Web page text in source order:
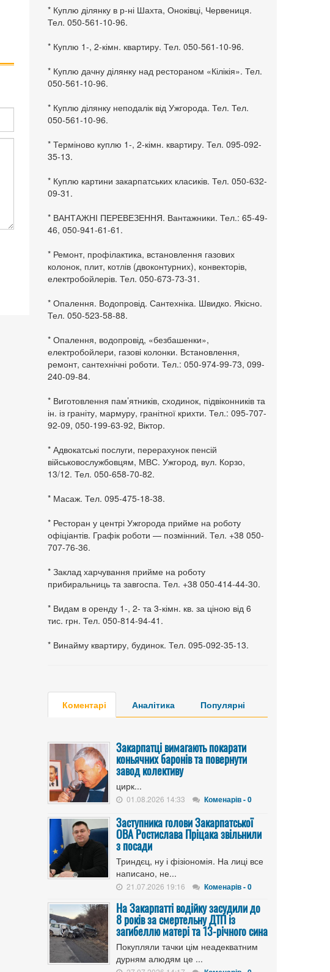
* Куплю ділянку в р-ні Шахта, Оноківці, Червениця.
Тел. 050-561-10-96.
* Куплю 1-, 2-кімн. квартиру. Тел. 050-561-10-96.
* Куплю дачну ділянку над рестораном «Кілікія». Тел.
050-561-10-96.
* Куплю ділянку неподалік від Ужгорода. Тел. Тел.
050-561-10-96.
* Терміново куплю 1-, 2-кімн. квартиру. Тел. 095-092-
35-13.
* Куплю картини закарпатських класиків. Тел. 050-632-
09-31.
* ВАНТАЖНІ ПЕРЕВЕЗЕННЯ. Вантажники. Тел.: 65-49-
46, 050-941-61-61.
* Ремонт, профілактика, встановлення газових
колонок, плит, котлів (двоконтурних), конвекторів,
електробойлерів. Тел. 050-673-73-31.
* Опалення. Водопровід. Сантехніка. Швидко. Якісно.
Тел. 050-523-58-88.
* Опалення, водопровід, «безбашенки»,
електробойлери, газові колонки. Встановлення,
ремонт, сантехнічні роботи. Тел.: 050-974-99-73, 099-
240-09-84.
* Виготовлення пам’ятників, сходинок, підвіконників та
ін. із граніту, мармуру, гранітної крихти. Тел.: 095-707-
92-09, 050-199-63-92, Віктор.
* Адвокатські послуги, перерахунок пенсій
військовослужбовцям, МВС. Ужгород, вул. Корзо,
13/12. Тел. 050-658-70-82.
* Масаж. Тел. 095-475-18-38.
* Ресторан у центрі Ужгорода прийме на роботу
офіціантів. Графік роботи — позмінний. Тел. +38 050-
707-76-36.
* Заклад харчування прийме на роботу
прибиральниць та завгоспа. Тел. +38 050-414-44-30.
* Видам в оренду 1-, 2- та 3-кімн. кв. за ціною від 6
тис. грн. Тел. 050-814-94-41.
* Винайму квартиру, будинок. Тел. 095-092-35-13.
Коментарі Аналітика Популярні
Закарпатці вимагають покарати
коньячних баронів та повернути
завод колективу
цирк...
01.08.2026 14:33 Коменарів - 0
Заступника голови Закарпатської
ОВА Ростислава Пріцака звільнили
з посади
Триндєц, ну і фізіономія. На лиці все
написано, не...
21.07.2026 19:16 Коменарів - 0
На Закарпатті водійку засудили до
8 років за смертельну ДТП із
загибеллю матері та 13-річного сина
Покупляли тачки цім неадекватним
дурням алюдям це ...